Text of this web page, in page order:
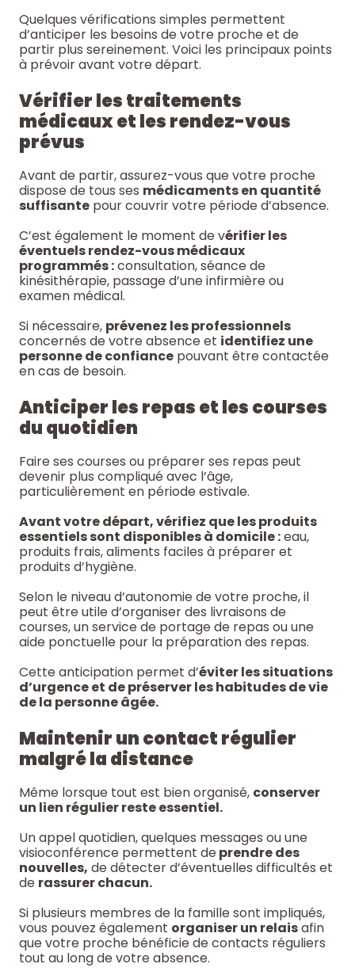
Quelques vérifications simples permettent
d’anticiper les besoins de votre proche et de
partir plus sereinement. Voici les principaux points
à prévoir avant votre départ.
Vérifier les traitements
médicaux et les rendez-vous
prévus
Avant de partir, assurez-vous que votre proche
dispose de tous ses médicaments en quantité
suffisante pour couvrir votre période d’absence.
C’est également le moment de vérifier les
éventuels rendez-vous médicaux
programmés :consultation, séance de
kinésithérapie, passage d’une infirmière ou
examen médical.
Si nécessaire, prévenez les professionnels
concernés de votre absence et identifiez une
personne de confiance pouvant être contactée
en cas de besoin.
Anticiper les repas et les courses
du quotidien
Faire ses courses ou préparer ses repas peut
devenir plus compliqué avec l’âge,
particulièrement en période estivale.
Avant votre départ, vérifiez que les produits
essentiels sont disponibles à domicile :eau,
produits frais, aliments faciles à préparer et
produits d’hygiène.
Selon le niveau d’autonomie de votre proche, il
peut être utile d’organiser des livraisons de
courses, un service de portage de repas ou une
aide ponctuelle pour la préparation des repas.
Cette anticipation permet d’éviter les situations
d’urgence et de préserver les habitudes de vie
de la personne âgée.
Maintenir un contact régulier
malgré la distance
Même lorsque tout est bien organisé, conserver
un lien régulier reste essentiel.
Un appel quotidien, quelques messages ou une
visioconférence permettent deprendre des
nouvelles, de détecter d’éventuelles difficultés et
de rassurer chacun.
Si plusieurs membres de la famille sont impliqués,
vous pouvez également organiser un relaisafin
que votre proche bénéficie de contacts réguliers
tout au long de votre absence.